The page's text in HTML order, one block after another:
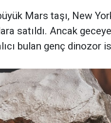
Mars taşı, New
satıldı. Ancak geceye
bulan genç dinozor